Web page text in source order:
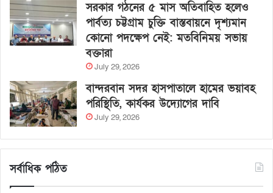
সরকার গঠনের ৫ মাস অতিবাহিত হলেও
পার্বত্য চট্টগ্রাম চুক্তি বাস্তবায়নে দৃশ্যমান
কোনো পদক্ষেপ নেই: মতবিনিময় সভায়
বক্তারা
July 29, 2026
বান্দরবান সদর হাসপাতালে হামের ভয়াবহ
পরিস্থিতি, কার্যকর উদ্যোগের দাবি
July 29, 2026
সর্বাধিক পঠিত